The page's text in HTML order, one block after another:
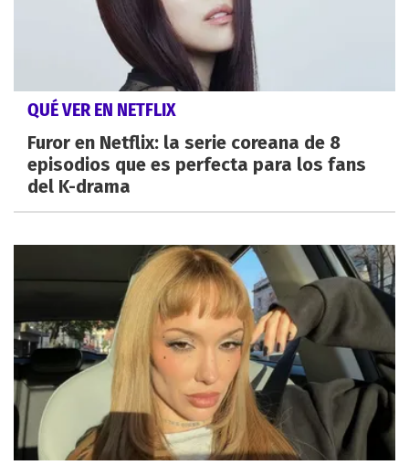
QUÉ VER EN NETFLIX
Furor en Netflix: la serie coreana de 8
episodios que es perfecta para los fans
del K-drama